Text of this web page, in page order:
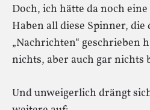
Doch, ich hätte da noch eine
Haben all diese Spinner,
„Nachrichten“ geschrieben
nichts, aber auch gar nichts
Und unweigerlich drängt